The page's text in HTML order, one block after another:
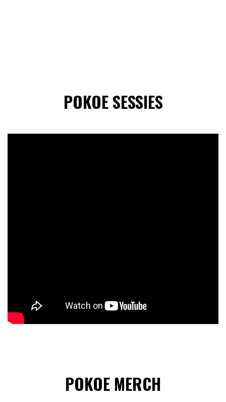
POKOE SESSIES
POKOE MERCH